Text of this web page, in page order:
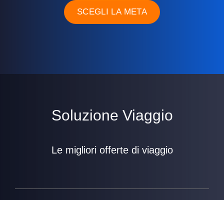
SCEGLI LA META
Soluzione Viaggio
Le migliori offerte di viaggio